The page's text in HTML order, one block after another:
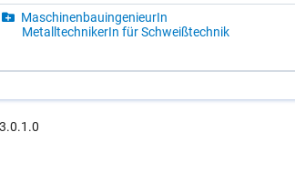
Ma­schi­nen­bau­in­ge­nieu­rIn
Me­tall­tech­ni­ke­rIn für Schweiß­tech­nik